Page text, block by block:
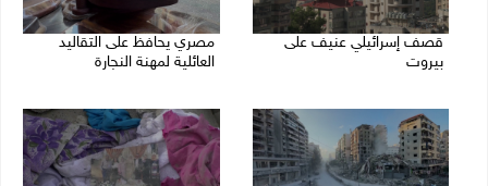
قصف إسرائيلي عنيف على
بيروت
مصري يحافظ على التقاليد
العائلية لمهنة النجارة